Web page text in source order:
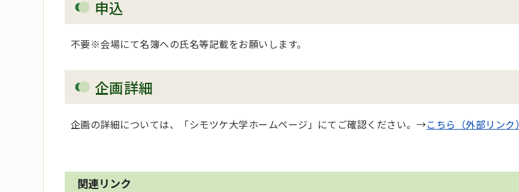
申込
不要※会場にて名簿への氏名等記載をお願いします。
企画詳細
企画の詳細については、「シモツケ大学ホームページ」にてご確認ください。→こちら（外部リンク）
関連リンク